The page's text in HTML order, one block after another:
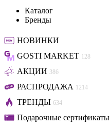
Каталог
Бренды
НОВИНКИ
GOSTI MARKET 128
АКЦИИ 386
РАСПРОДАЖА 1214
ТРЕНДЫ 634
Подарочные сертификаты